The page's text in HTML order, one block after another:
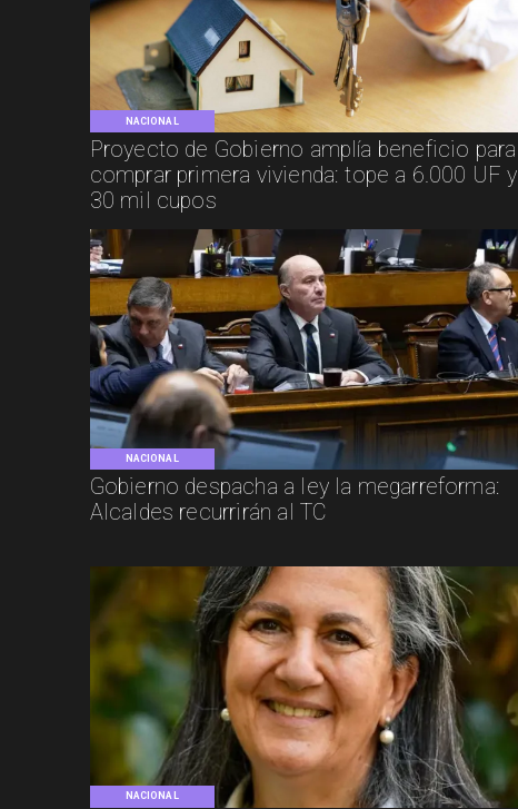
NACIONAL
Proyecto de Gobierno amplía beneficio para
comprar primera vivienda: tope a 6.000 UF y
30 mil cupos
NACIONAL
Gobierno despacha a ley la megarreforma:
Alcaldes recurrirán al TC
NACIONAL